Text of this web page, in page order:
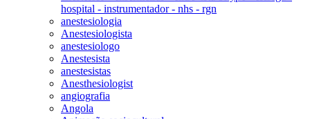
hospital - instrumentador - nhs - rgn
anestesiologia
Anestesiologista
anestesiologo
Anestesista
anestesistas
Anesthesiologist
angiografia
Angola